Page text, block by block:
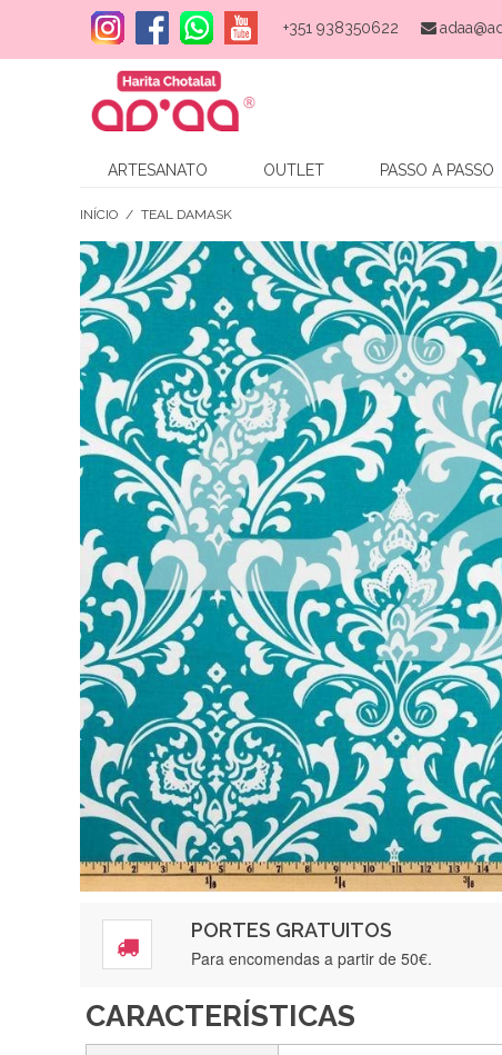
+351 938350622
ARTESANATO OUTLET PASSO A PASSO
INÍCIO / TEAL DAMASK
PORTES GRATUITOS
Para encomendas a partir de 50€.
CARACTERÍSTICAS